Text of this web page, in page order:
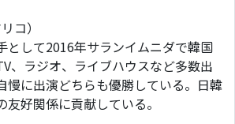
コ）
として2016年サランイムニダで韓国
、ラジオ、ライブハウスなど多数出
慢に出演どちらも優勝している。日韓
好関係に貢献している。